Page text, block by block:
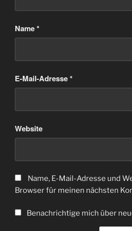
Name*
E-Mail-Adresse*
Website
Name, E-Mail-Adresse und
Browser für meinen nächsten
Benachrichtige mich über